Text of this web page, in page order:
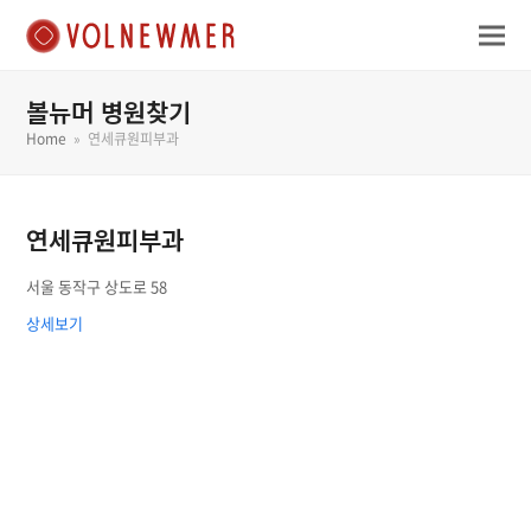
볼뉴머 병원찾기
Home » 연세큐원피부과
연세큐원피부과
서울 동작구 상도로 58
상세보기